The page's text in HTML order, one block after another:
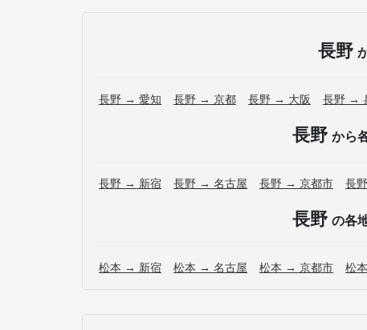
長野
長野 → 愛知 長野 → 京都 長野 → 大阪 長野 →
長野 から
長野 → 新宿 長野 → 名古屋 長野 → 京都市 長
長野 の各
松本 → 新宿 松本 → 名古屋 松本 → 京都市 松